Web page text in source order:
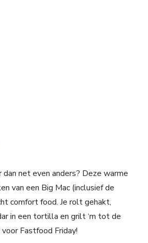
dan net even anders? Deze warme
van een Big Mac (inclusief de
comfort food. Je rolt gehakt,
in een tortilla en grilt ‘m tot de
Fastfood Friday!